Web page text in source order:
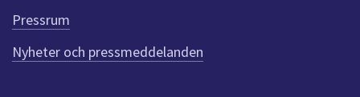
e
n
n
a
Pressrum
Nyheter och pressmeddelanden